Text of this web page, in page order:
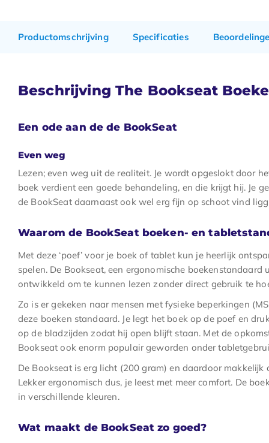
Productomschrijving Specificaties
Beschrijving The Bookseat
Een ode aan de de BookSeat
Even weg
Lezen; even weg uit de realiteit. Je wordt opgeslokt door
boek verdient een goede behandeling, en die krijgt hij. Je
de BookSeat daarnaast ook wel erg fijn op schoot vind
Waarom de BookSeat boeken- en
Met deze ‘poef’ voor je boek of tablet kun je heerlijk
spelen. De Bookseat, een ergonomische boekenstandaard
ontwikkeld om te kunnen lezen zonder direct gebruik te
Zo is er gekeken naar mensen met fysieke beperkingen
deze boeken standaard. Je legt het boek op de poef en
op de bladzijden zodat hij open blijft staan. Met de
Bookseat ook enorm populair geworden onder
De Bookseat is erg licht (200 gram) en daardoor makkelijk
Lekker ergonomisch dus, je leest met meer comfort. De
in verschillende kleuren.
Wat maakt de BookSeat zo goed?